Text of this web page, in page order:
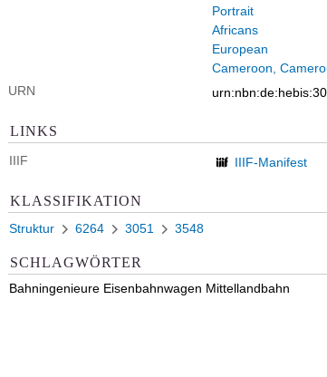
Portrait
Africans
European
Cameroon,
URN
LINKS
IIIF IIIF-Manifest
KLASSIFIKATION
Struktur 6264 3051 3548
SCHLAGWÖRTER
Bahningenieure Eisenbahnwagen Mittellandbahn